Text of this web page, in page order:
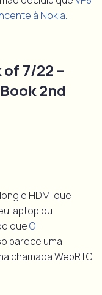
à Nokia..
of 7/22 –
2nd
HDMI que
laptop ou
queO
parece uma
chamada WebRTC